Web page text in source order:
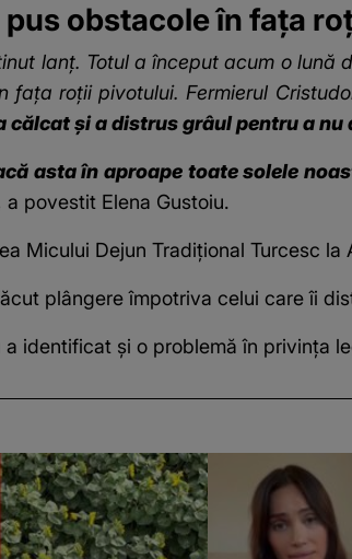
obstacole în fața
lanț. Totul a început acum o
fața roții pivotului. Fermierul
călcat și a distrus grâul pentru a
asta în aproape toate solele
a povestit Elena Gustoiu.
Micului Dejun Tradițional Turcesc
plângere împotriva celui care îi
a identificat și o problemă în privința